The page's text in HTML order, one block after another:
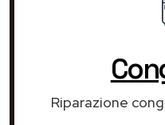
Riparazione